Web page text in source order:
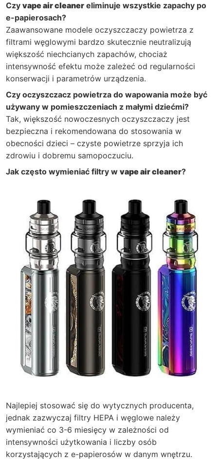
Czy vape air cleaner eliminuje wszystkie zapachy po
e-papierosach?
Zaawansowane modele oczyszczaczy powietrza z
filtrami węglowymi bardzo skutecznie neutralizują
większość niechcianych zapachów, chociaż
intensywność efektu może zależeć od regularności
konserwacji i parametrów urządzenia.
Czy oczyszczacz powietrza do wapowania może być
używany w pomieszczeniach z małymi dziećmi?
Tak, większość nowoczesnych oczyszczaczy jest
bezpieczna i rekomendowana do stosowania w
obecności dzieci – czyste powietrze sprzyja ich
zdrowiu i dobremu samopoczuciu.
Jak często wymieniać filtry w vape air cleaner?
Najlepiej stosować się do wytycznych producenta,
jednak zazwyczaj filtry HEPA i węglowe należy
wymieniać co 3-6 miesięcy w zależności od
intensywności użytkowania i liczby osób
korzystających z e-papierosów w danym wnętrzu.